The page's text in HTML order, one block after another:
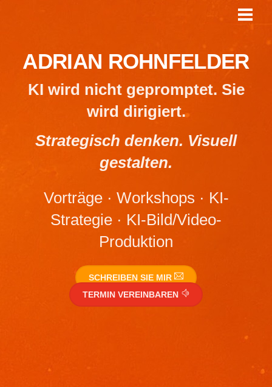
ADRIAN ROHNFELDER
KI wird nicht gepromptet. Sie
wird dirigiert.
Strategisch denken. Visuell
gestalten.
Vorträge · Workshops · KI-
Strategie · KI-Bild/Video-
Produktion
SCHREIBEN SIE MIR
TERMIN VEREINBAREN